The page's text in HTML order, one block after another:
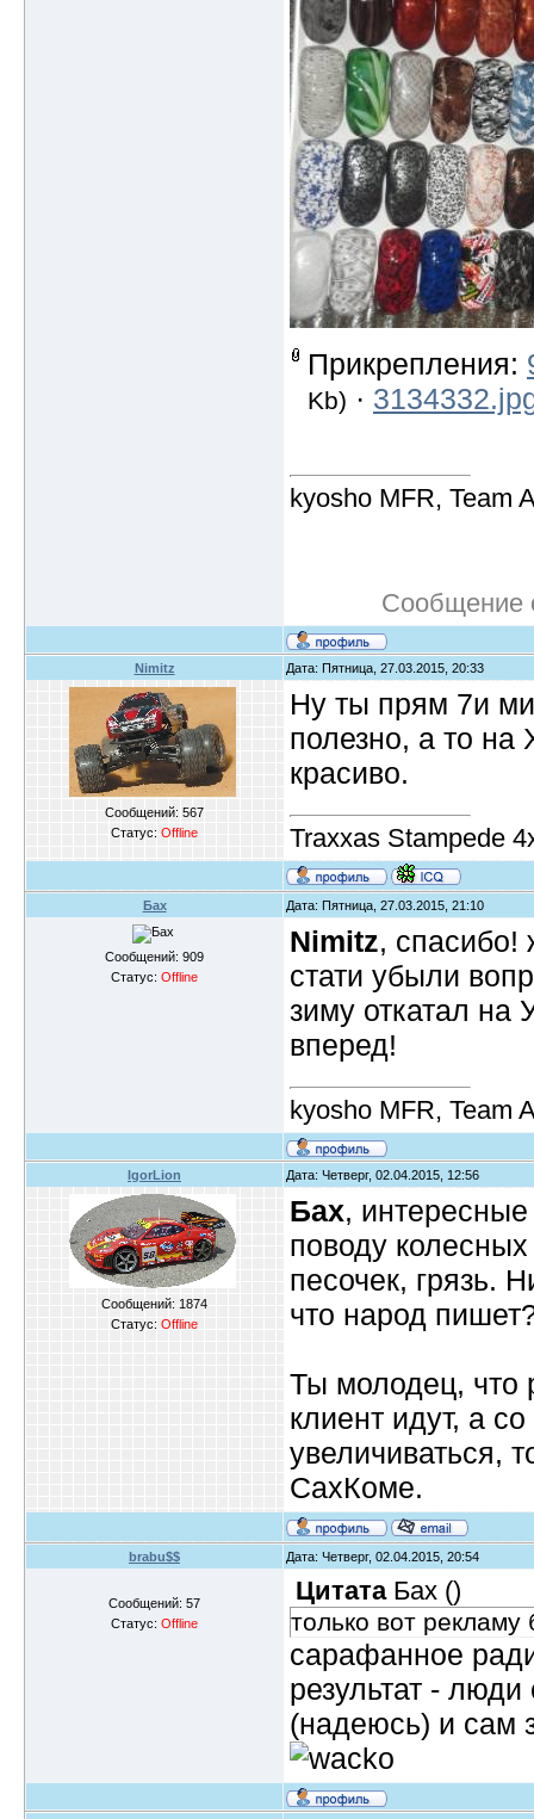
Прикрепления:
Kb) ·
kyosho MFR, Team
Сообщение
Nimitz Дата: Пятница, 27.03.2015, 20:33
Сообщений: 567
Статус: Offline
Ну ты прям 7и
полезно, а то на
красиво.
Traxxas Stampede
Бах Дата: Пятница, 27.03.2015, 21:10
Сообщений: 909
Статус: Offline
Nimitz, спасибо!
стати убыли
зиму откатал на
вперед!
kyosho MFR, Team
IgorLion Дата: Четверг, 02.04.2015, 12:56
Сообщений: 1874
Статус: Offline
Бах,
поводу
песочек, грязь.
что народ
Ты молодец, что
клиент идут, а
увеличиваться,
СахКоме.
brabu$$ Дата: Четверг, 02.04.2015, 20:54
Сообщений: 57
Статус: Offline
Цитата Бах ()
только вот
сарафанное
результат -
(надеюсь) и сам